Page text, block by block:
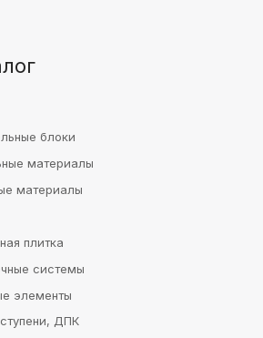
блоки
материалы
материалы
плитка
системы
элементы
ДПК